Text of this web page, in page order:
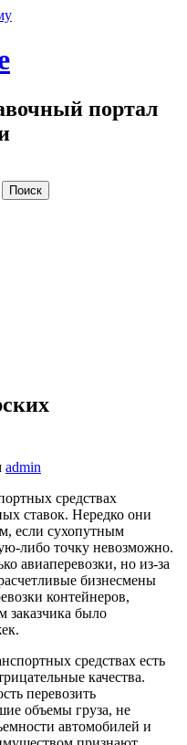
портал
admin
средствах
ставок. Нередко они
если сухопутным
либо точку невозможно.
авиаперевозки, но из-за
бизнесмены
контейнеров,
заказчика было
средствах есть
качества.
перевозить
объемы груза, не
автомобилей и